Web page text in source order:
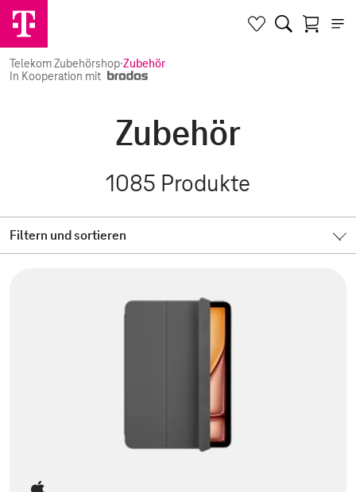
Telekom Zubehörshop·Zubehör
In Kooperation mit
Zubehör
1085 Produkte
Filtern und sortieren